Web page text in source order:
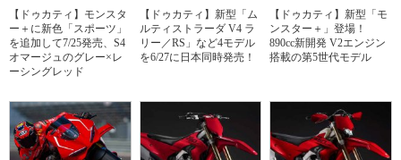
【ドゥカティ】モンスタ
ー＋に新色「スポーツ」
を追加して7/25発売、S4
オマージュのグレー×レ
ーシングレッド
【ドゥカティ】新型「ム
ルティストラーダ V4 ラ
リー／RS」など4モデル
を6/27に日本同時発売！
【ドゥカティ】新型「モ
ンスター＋」登場！
890cc新開発 V2エンジン
搭載の第5世代モデル